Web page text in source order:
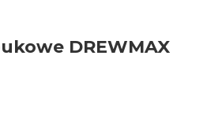
DREWMAX